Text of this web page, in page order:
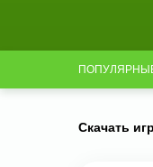
Скачать